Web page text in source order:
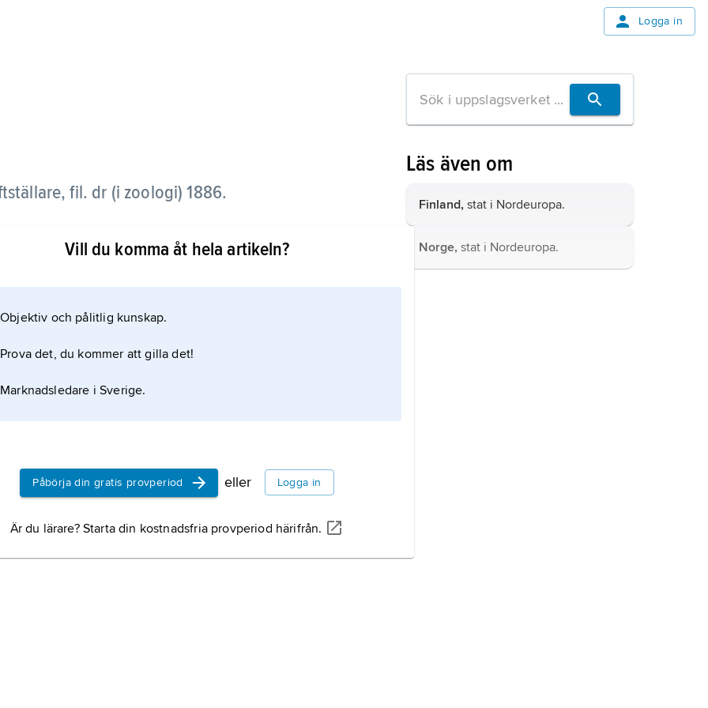
Logga in
fil. dr (i zoologi) 1886.
och Grönland 1883 och företog 1889
var han fast medarbetare i Svenska
Linnésällskapets Årsskrift. Han utgav en rad
samt memoarböcker.
Vill du komma åt hela artikeln?
Objektiv och pålitlig kunskap.
Prova det, du kommer att gilla det!
Marknadsledare i Sverige.
Påbörja din gratis provperiod eller Logga in
Är du lärare? Starta din kostnadsfria provperiod härifrån.
Läs även om
Finland, stat i Nordeuropa.
Norge, stat i Nordeuropa.